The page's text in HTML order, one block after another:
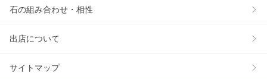
石の組み合わせ・相性
出店について
サイトマップ